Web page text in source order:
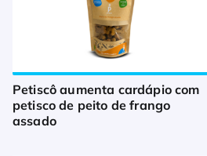
Petiscô aumenta cardápio com
petisco de peito de frango
assado